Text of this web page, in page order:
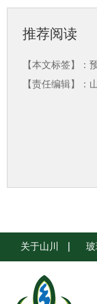
推荐阅读
【本文标签】：
【责任编辑】：
关于山川